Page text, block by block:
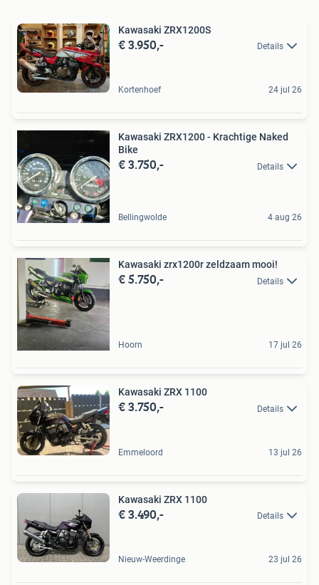
Kawasaki ZRX1200S
€ 3.950,- Details
Kortenhoef 24 jul 26
Kawasaki ZRX1200 - Krachtige Naked
Bike
€ 3.750,- Details
Bellingwolde 4 aug 26
Kawasaki zrx1200r zeldzaam mooi!
€ 5.750,- Details
Hoorn 17 jul 26
Kawasaki ZRX 1100
€ 3.750,- Details
Emmeloord 13 jul 26
Kawasaki ZRX 1100
€ 3.490,- Details
Nieuw-Weerdinge 23 jul 26